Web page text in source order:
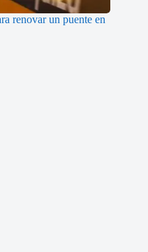
renovar un puente en